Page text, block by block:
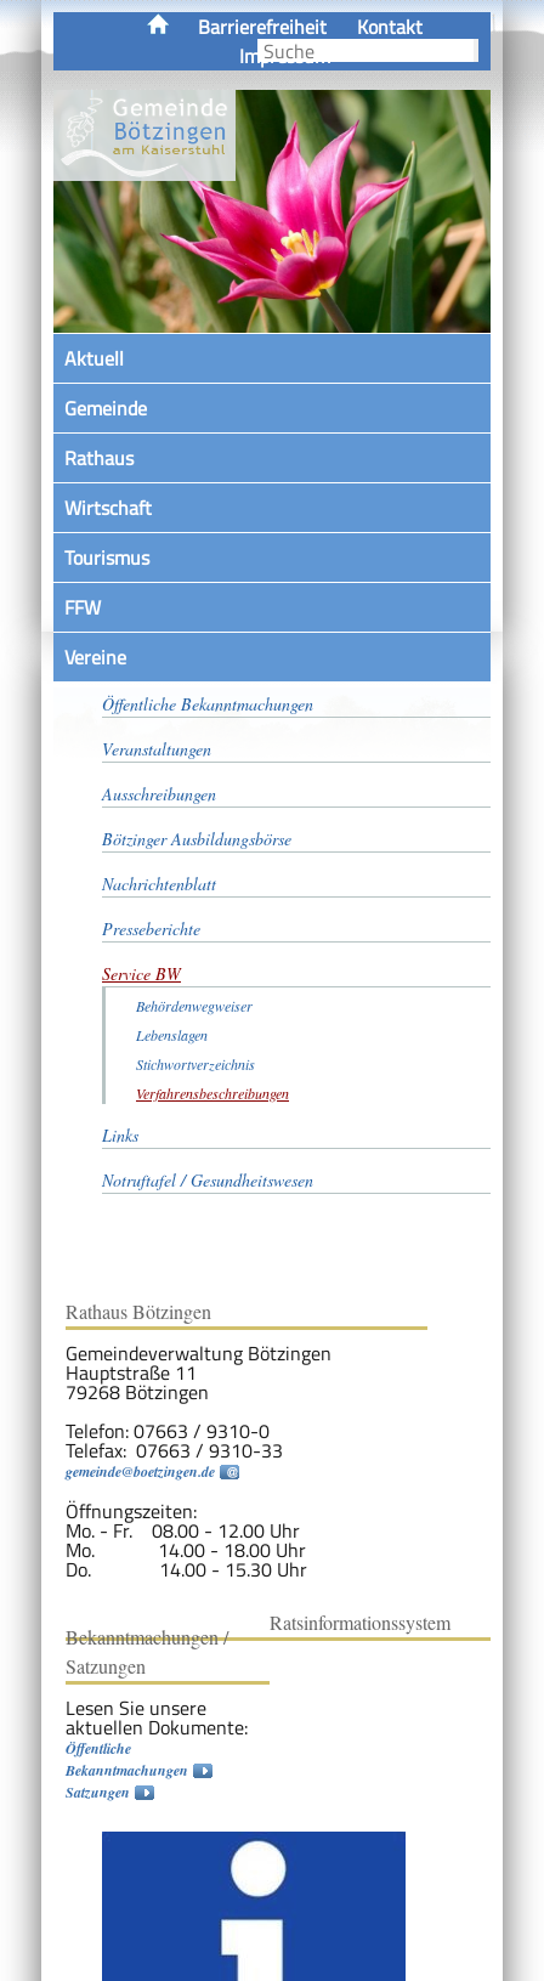
Barrierefreiheit
Kontakt
Impressum
Aktuell
Gemeinde
Rathaus
Wirtschaft
Tourismus
FFW
VereineSatzungen
Öffentliche Bekanntmachungen
Veranstaltungen
Ausschreibungen
Bötzinger Ausbildungsbörse
Nachrichtenblatt
Presseberichte
Service BW
Behördenwegweiser
Lebenslagen
Stichwortverzeichnis
Verfahrensbeschreibungen
Links
Notruftafel / Gesundheitswesen
Rathaus Bötzingen
Gemeindeverwaltung Bötzingen
Hauptstraße 11
79268 Bötzingen
Telefon: 07663 / 9310-0
Telefax: 07663 / 9310-33
gemeinde@boetzingen.de
Öffnungszeiten:
Mo. - Fr. 08.00 - 12.00 Uhr
Mo. 14.00 - 18.00 Uhr
Do. 14.00 - 15.30 Uhr
Bekanntmachungen /
Satzungen
Lesen Sie unsere
aktuellen Dokumente:
Öffentliche
Bekanntmachungen
Satzungen
Ratsinformationssystem